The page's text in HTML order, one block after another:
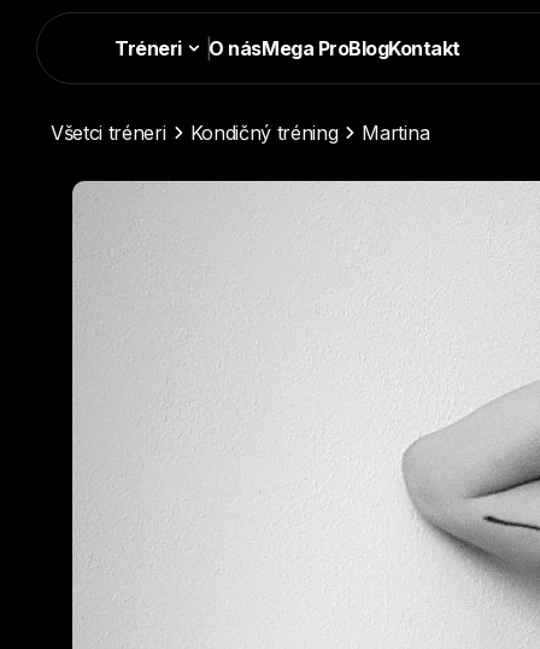
Všetci tréneri Kondičný tréning Martina
Tréneri O násMega ProBlogKontakt